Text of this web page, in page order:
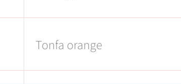
Tonfa orange